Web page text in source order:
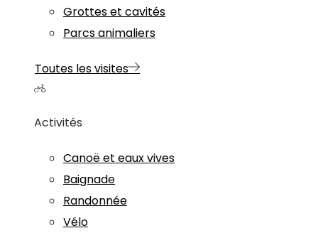
Grottes et cavités
Parcs animaliers
Toutes les visites
Activités
Canoë et eaux vives
Baignade
Randonnée
Vélo